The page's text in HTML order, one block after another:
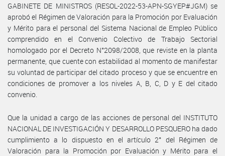
GABINETE DE MINISTROS (RESOL-2022-53-APN-SGYEP#JGM) se
aprobó el Régimen de Valoración para la Promoción por Evaluación
y Mérito para el personal del Sistema Nacional de Empleo Público
comprendido en el Convenio Colectivo de Trabajo Sectorial
homologado por el Decreto N°2098/2008, que reviste en la planta
permanente, que cuente con estabilidad al momento de manifestar
su voluntad de participar del citado proceso y que se encuentre en
condiciones de promover a los niveles A, B, C, D y E del citado
convenio.
Que la unidad a cargo de las acciones de personal del INSTITUTO
NACIONAL DE INVESTIGACIÓN Y DESARROLLO PESQUERO ha dado
cumplimiento a lo dispuesto en el artículo 2° del Régimen de
Valoración para la Promoción por Evaluación y Mérito para el